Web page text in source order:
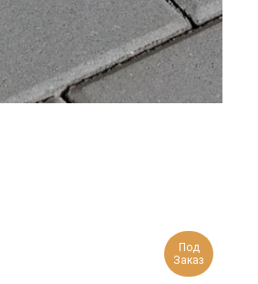
Под
Заказ